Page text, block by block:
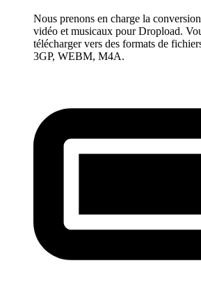
Nous prenons en charge la
vidéo et musicaux pour Dropload.
télécharger vers des formats de
3GP, WEBM, M4A.